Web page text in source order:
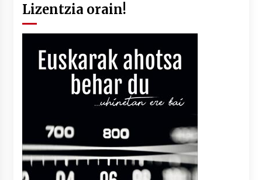
Lizentzia orain!